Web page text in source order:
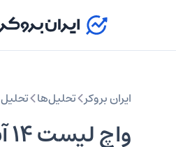
ایران بروکر تحلیل‌ها تحلیل‌